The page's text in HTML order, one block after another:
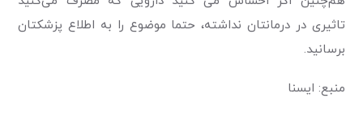
تاثیری در درمانتان نداشته، حتما موضوع را به اطلاع پزشکتان
برسانید.
منبع: ایسنا